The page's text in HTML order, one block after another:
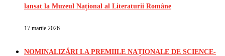
lansat la Muzeul Național al Literaturii Române
17 martie 2026
NOMINALIZĂRI LA PREMIILE NAȚIONALE DE SCIENCE-